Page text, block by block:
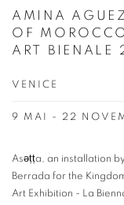
AMINA
OF
ART BIENALE
VENICE
9 MAI - 22
Asǝṭṭa, an installation
Berrada for the
Art Exhibition - La